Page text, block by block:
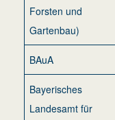
Forsten und
Gartenbau)
BAuA
Bayerisches
Landesamt für